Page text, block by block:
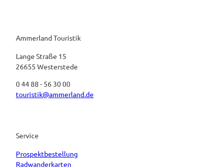
Ammerland Touristik
Lange Straße 15
26655 Westerstede
0 44 88 - 56 30 00
touristik@ammerland.de
Service
Prospektbestellung
Radwanderkarten